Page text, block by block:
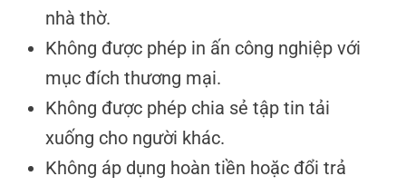
nhà thờ.
Không được phép in ấn công nghiệp với
mục đích thương mại.
Không được phép chia sẻ tập tin tải
xuống cho người khác.
Không áp dụng hoàn tiền hoặc đổi trả